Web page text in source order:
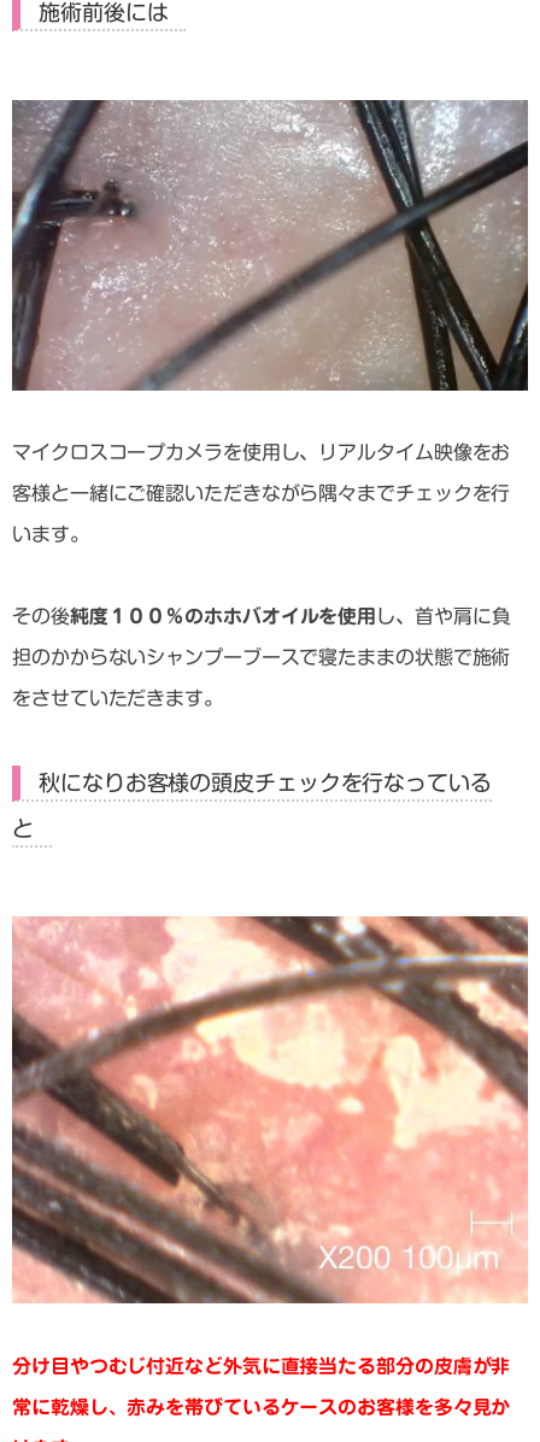
施術前後には
マイクロスコープカメラを使用し、リアルタイム映像をお
客様と一緒にご確認いただきながら隅々までチェックを行
います。
その後純度１００％のホホバオイルを使用 し、首や肩に負
担のかからないシャンプーブースで寝たままの状態で施術
をさせていただきます。
秋になりお客様の頭皮チェックを行なっている
と
分け目やつむじ付近など外気に直接当たる部分の皮膚が非
常に乾燥し、赤みを帯びているケースのお客様を多々見か